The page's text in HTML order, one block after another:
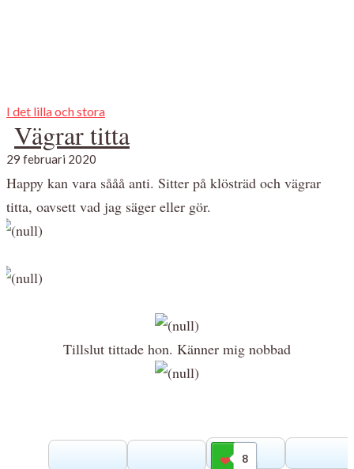
I det lilla och stora
Vägrar titta
29 februari 2020
Happy kan vara sååå anti. Sitter på klösträd och vägrar
titta, oavsett vad jag säger eller gör.
Tillslut tittade hon. Känner mig nobbad
8
Gilla